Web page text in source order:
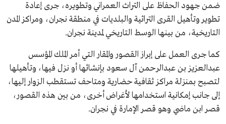
ضمن جهود الحفاظ على التراث العمراني وتطويره، جرى إعادة
تطوير وتأهيل القرى التراثية والبلديات في منطقة نجران، ومراكز المدن
التاريخية، من بينها الوسط التاريخي لمدينة نجران.
كما جرى العمل على إبراز القصور والمقار التي أمر الملك المؤسس
عبدالعزيز بن عبدالرحمن آل سعود بإنشائها أو نزل فيها، وتأهيلها
لتصبح بمنزلة مراكز ثقافية حضارية ومتاحف تستقطب الزوار إليها،
إلى جانب إمكانية استخدامها لأغراض أخرى، من بين هذه القصور،
قصر ابن ماضي وهو قصر الإمارة في نجران.